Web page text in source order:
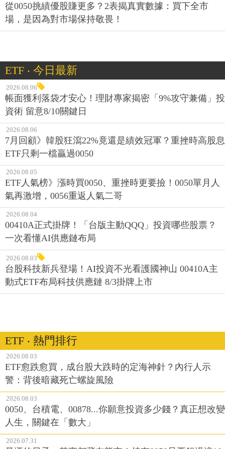
從0050挑績優股賺更多？2表揭真實數據：買下全市
場，是因為對市場保持敬畏！
ETF ‧ 今日最新
2026.08.06
帳面獲利落袋才安心！理財專家揭密「9%攻守兼備」投
資術 留意8/10關鍵日
2026.08.06
7月回顧》韓股狂瀉22%竟還是績效冠軍？重挫時高股息
ETF只剩一檔贏過0050
2026.08.05
ETF人氣榜》漲時買0050、重挫時更要撿！0050單月人
氣再激增，0056重返人氣二哥
2026.08.04
00410A正式掛牌！「台版主動QQQ」投資哪些股票？
一次看懂AI供應鏈布局
2026.08.03
台股科技新兵登場！AI投資不光看護國神山 00410A主
動式ETF布局科技供應鏈 8/3掛牌上市
ETF ‧ 熱門排行
2026.08.03
ETF愈跌愈買，成台股大跌時的定海神針？內行人示
警：背後暗藏死亡螺旋風險
2026.08.03
0050、台積電、00878...你願意投資多少錢？真正想改變
人生，關鍵在「數大」
2026.07.31